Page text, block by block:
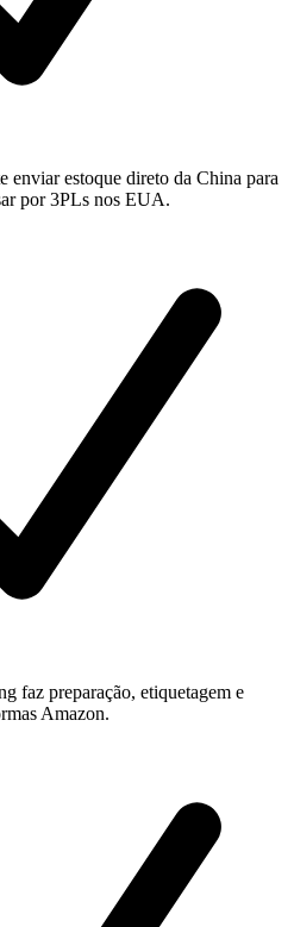
enviar estoque direto da China para
por 3PLs nos EUA.
faz preparação, etiquetagem e
Amazon.